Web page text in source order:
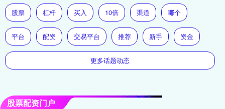
股票 杠杆 买入 10倍 渠道 哪个
平台 配资 交易平台 推荐 新手 资金
更多话题动态
股票配资门户